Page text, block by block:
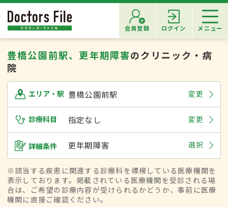
会員登録 ログイン メニュー
豊橋公園前駅、更年期障害のクリニック・病
院
エリア・駅 豊橋公園前駅 変更
診療科目 指定なし 変更
詳細条件 更年期障害 選択
※該当する疾患に関連する診療科を標榜している医療機関を
表示しております。掲載されている医療機関を受診される場
合は、ご希望の診療内容が受けられるかどうか、事前に医療
機関に直接ご確認ください。